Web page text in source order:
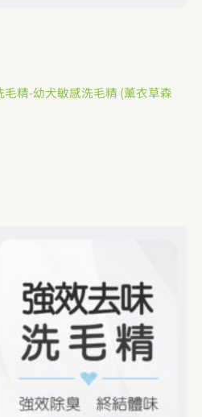
毛精-幼犬敏感洗毛精 (薰衣草森